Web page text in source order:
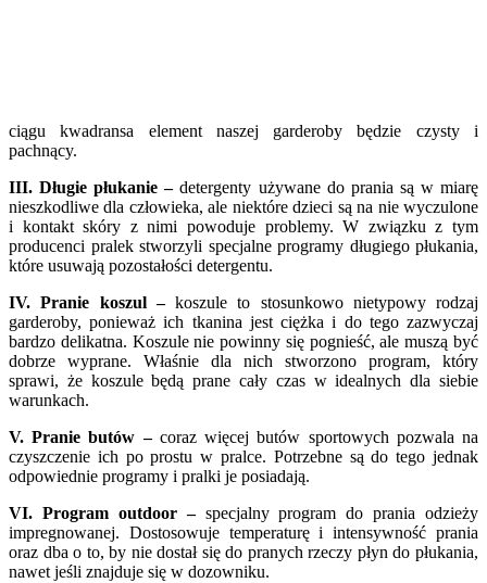
ciągu kwadransa element naszej garderoby będzie czysty i
pachnący.
III. Długie płukanie –detergenty używane do prania są w miarę
nieszkodliwe dla człowieka, ale niektóre dzieci są na nie wyczulone
i kontakt skóry z nimi powoduje problemy. W związku z tym
producenci pralek stworzyli specjalne programy długiego płukania,
które usuwają ​pozostałości detergentu.
IV. Pranie koszul –koszule to stosunkowo nietypowy rodzaj
garderoby, ponieważ ich tkanina jest ciężka i do tego zazwyczaj
bardzo delikatna. Koszule nie powinny się pognieść, ale muszą być
dobrze wyprane. Właśnie dla nich stworzono program, który
sprawi, że koszule będą prane cały czas w idealnych dla siebie
warunkach.
V. Pranie butów –coraz więcej butów sportowych pozwala na
czyszczenie ich po prostu w pralce. Potrzebne są do tego jednak
odpowiednie programy i pralki je posiadają.
VI. Program outdoor –specjalny program do prania odzieży
impregnowanej. Dostosowuje temperaturę i intensywność prania
oraz dba o to, by nie dostał się do pranych rzeczy płyn do płukania,
nawet jeśli znajduje się w dozowniku.